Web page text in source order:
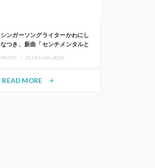
シンガーソングライターかわにし
なつき、新曲「センチメンタルと
MUSIC ・ 31.October.2024
READ MORE arrow_forward